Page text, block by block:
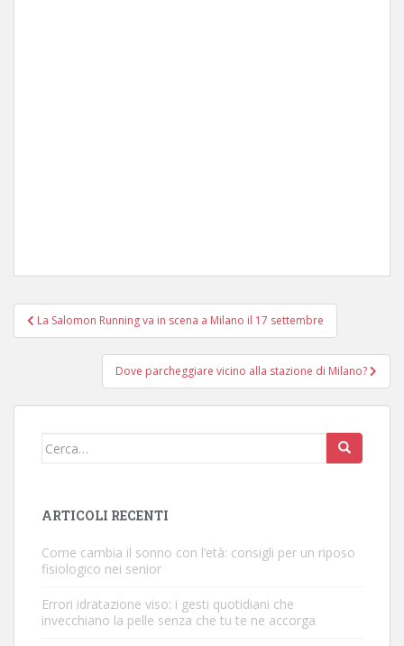
Navigazione
articoli
La Salomon Running va in scena a Milano il 17 settembre
Dove parcheggiare vicino alla stazione di Milano?
Cerca:
ARTICOLI RECENTI
Come cambia il sonno con l’età: consigli per un riposo
fisiologico nei senior
Errori idratazione viso: i gesti quotidiani che
invecchiano la pelle senza che tu te ne accorga